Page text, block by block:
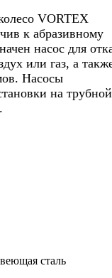
VORTEX
к абразивному
насос для
или газ, а
Насосы
на трубной
сталь